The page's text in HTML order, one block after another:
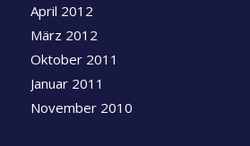
April 2012
März 2012
Oktober 2011
Januar 2011
November 2010